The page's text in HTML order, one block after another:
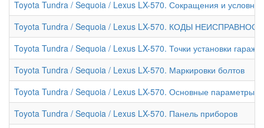
Toyota Tundra / Sequoia / Lexus LX-570. Сокращения и
Toyota Tundra / Sequoia / Lexus LX-570. КОДЫ
Toyota Tundra / Sequoia / Lexus LX-570. Точки установки
Toyota Tundra / Sequoia / Lexus LX-570. Маркировки болтов
Toyota Tundra / Sequoia / Lexus LX-570. Основные параметры
Toyota Tundra / Sequoia / Lexus LX-570. Панель приборов